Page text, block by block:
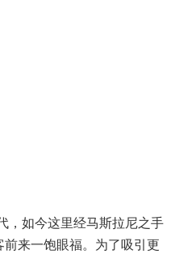
如今这里经马斯拉尼之手
来一饱眼福。为了吸引更